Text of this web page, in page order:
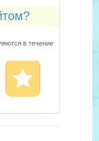
в течение